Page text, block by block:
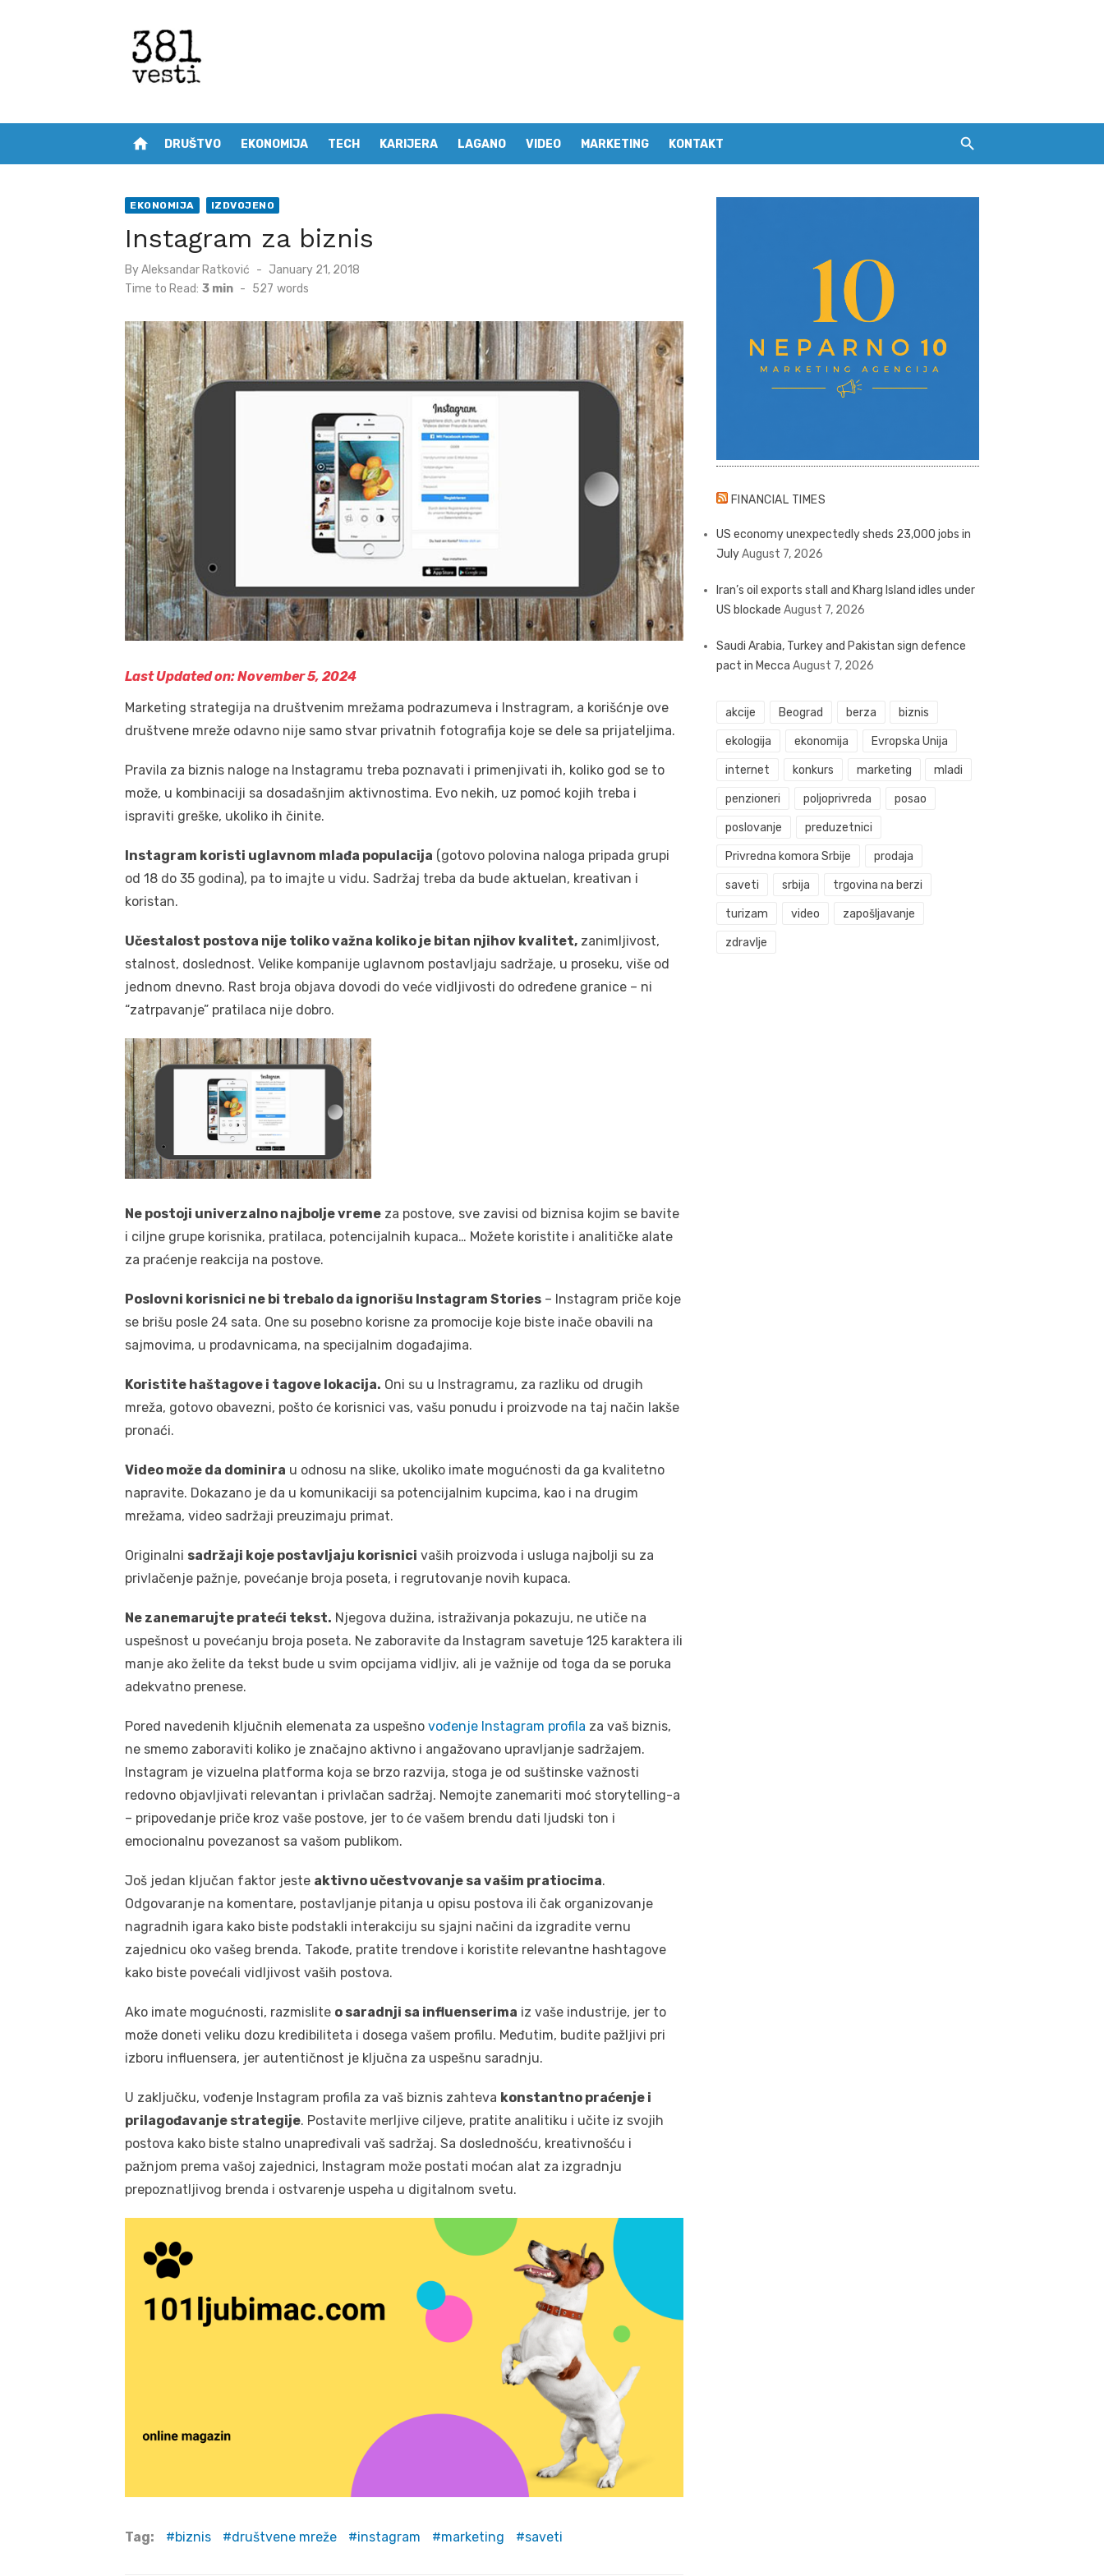
home DRUŠTVO EKONOMIJA TECH KARIJERA LAGANO VIDEO MARKETING KONTAKT
EKONOMIJA IZDVOJENO
Instagram za biznis
ByAleksandar Ratković
Posted
on
January 21, 2018
Time to Read: 3 min - 527 words
Last Updated on: November 5, 2024
Marketing strategija na društvenim mrežama podrazumeva i Instragram, a korišćnje ove
društvene mreže odavno nije samo stvar privatnih fotografija koje se dele sa prijateljima.
Pravila za biznis naloge na Instagramu treba poznavati i primenjivati ih, koliko god se to
može, u kombinaciji sa dosadašnjim aktivnostima. Evo nekih, uz pomoć kojih treba i
ispraviti greške, ukoliko ih činite.
Instagram koristi uglavnom mlađa populacija (gotovo polovina naloga pripada grupi
od 18 do 35 godina), pa to imajte u vidu. Sadržaj treba da bude aktuelan, kreativan i
koristan.
Učestalost postova nije toliko važna koliko je bitan njihov kvalitet, zanimljivost,
stalnost, doslednost. Velike kompanije uglavnom postavljaju sadržaje, u proseku, više od
jednom dnevno. Rast broja objava dovodi do veće vidljivosti do određene granice – ni
“zatrpavanje” pratilaca nije dobro.
Ne postoji univerzalno najbolje vreme za postove, sve zavisi od biznisa kojim se bavite
i ciljne grupe korisnika, pratilaca, potencijalnih kupaca… Možete koristite i analitičke alate
za praćenje reakcija na postove.
Poslovni korisnici ne bi trebalo da ignorišu Instagram Stories – Instagram priče koje
se brišu posle 24 sata. One su posebno korisne za promocije koje biste inače obavili na
sajmovima, u prodavnicama, na specijalnim događajima.
Koristite haštagove i tagove lokacija. Oni su u Instragramu, za razliku od drugih
mreža, gotovo obavezni, pošto će korisnici vas, vašu ponudu i proizvode na taj način lakše
pronaći.
Video može da dominira u odnosu na slike, ukoliko imate mogućnosti da ga kvalitetno
napravite. Dokazano je da u komunikaciji sa potencijalnim kupcima, kao i na drugim
mrežama, video sadržaji preuzimaju primat.
Originalni sadržaji koje postavljaju korisnici vaših proizvoda i usluga najbolji su za
privlačenje pažnje, povećanje broja poseta, i regrutovanje novih kupaca.
Ne zanemarujte prateći tekst. Njegova dužina, istraživanja pokazuju, ne utiče na
uspešnost u povećanju broja poseta. Ne zaboravite da Instagram savetuje 125 karaktera ili
manje ako želite da tekst bude u svim opcijama vidljiv, ali je važnije od toga da se poruka
adekvatno prenese.
Pored navedenih ključnih elemenata za uspešno vođenje Instagram profila za vaš biznis,
ne smemo zaboraviti koliko je značajno aktivno i angažovano upravljanje sadržajem.
Instagram je vizuelna platforma koja se brzo razvija, stoga je od suštinske važnosti
redovno objavljivati relevantan i privlačan sadržaj. Nemojte zanemariti moć storytelling-a
– pripovedanje priče kroz vaše postove, jer to će vašem brendu dati ljudski ton i
emocionalnu povezanost sa vašom publikom.
Još jedan ključan faktor jeste aktivno učestvovanje sa vašim pratiocima.
Odgovaranje na komentare, postavljanje pitanja u opisu postova ili čak organizovanje
nagradnih igara kako biste podstakli interakciju su sjajni načini da izgradite vernu
zajednicu oko vašeg brenda. Takođe, pratite trendove i koristite relevantne hashtagove
kako biste povećali vidljivost vaših postova.
Ako imate mogućnosti, razmislite o saradnji sa influenserima iz vaše industrije, jer to
može doneti veliku dozu kredibiliteta i dosega vašem profilu. Međutim, budite pažljivi pri
izboru influensera, jer autentičnost je ključna za uspešnu saradnju.
U zaključku, vođenje Instagram profila za vaš biznis zahteva konstantno praćenje i
prilagođavanje strategije. Postavite merljive ciljeve, pratite analitiku i učite iz svojih
postova kako biste stalno unapređivali vaš sadržaj. Sa doslednošću, kreativnošću i
pažnjom prema vašoj zajednici, Instagram može postati moćan alat za izgradnju
prepoznatljivog brenda i ostvarenje uspeha u digitalnom svetu.
Tag: biznis društvene mreže instagram marketing saveti
FINANCIAL TIMES
US economy unexpectedly sheds 23,000 jobs in
JulyAugust 7, 2026
Iran’s oil exports stall and Kharg Island idles under
US blockade August 7, 2026
Saudi Arabia, Turkey and Pakistan sign defence
pact in Mecca August 7, 2026
akcije Beograd berza biznis
ekologija ekonomija Evropska Unija
internet konkurs marketing mladi
penzioneri poljoprivreda posao
poslovanje preduzetnici
Privredna komora Srbije prodaja
saveti srbija trgovina na berzi
turizam video zapošljavanje
zdravlje